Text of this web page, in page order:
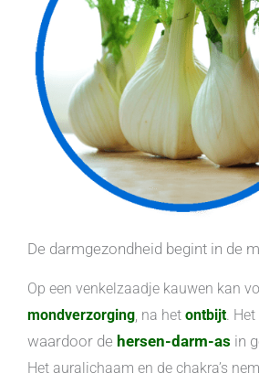
De darmgezondheid begint in de
Op een venkelzaadje kauwen kan
mondverzorging , na het ontbijt . Het
waardoor de hersen-darm-as in
Het auralichaam en de chakra’s